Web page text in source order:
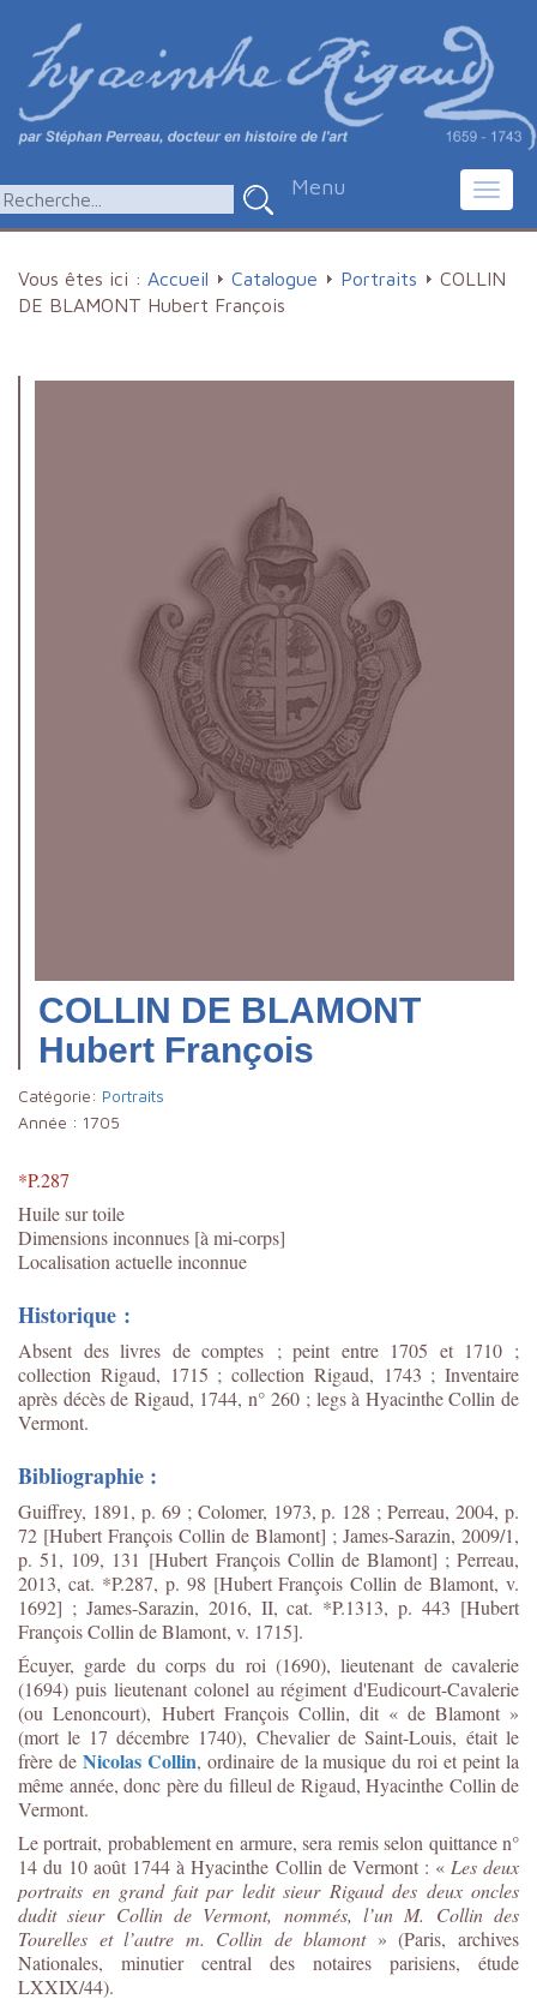
Menu
Vous êtes ici : Accueil Catalogue Portraits
COLLIN
DE BLAMONT Hubert François
COLLIN DE BLAMONT
Hubert François
Catégorie: Portraits
Année : 1705
*P.287
Huile sur toile
Dimensions inconnues [à mi-corps]
Localisation actuelle inconnue
Historique :
Absent des livres de comptes ; peint entre 1705 et 1710 ;
collection Rigaud, 1715 ; collection Rigaud, 1743 ; Inventaire
après décès de Rigaud, 1744, n° 260 ; legs à Hyacinthe Collin de
Vermont.
Bibliographie :
Guiffrey, 1891, p. 69 ; Colomer, 1973, p. 128 ; Perreau, 2004, p.
72 [Hubert François Collin de Blamont] ; James-Sarazin, 2009/1,
p. 51, 109, 131 [Hubert François Collin de Blamont] ; Perreau,
2013, cat. *P.287, p. 98 [Hubert François Collin de Blamont, v.
1692] ; James-Sarazin, 2016, II, cat. *P.1313, p. 443 [Hubert
François Collin de Blamont, v. 1715].
Écuyer, garde du corps du roi (1690), lieutenant de cavalerie
(1694) puis lieutenant colonel au régiment d'Eudicourt-Cavalerie
(ou Lenoncourt), Hubert François Collin, dit « de Blamont »
(mort le 17 décembre 1740), Chevalier de Saint-Louis, était le
frère de Nicolas Collin, ordinaire de la musique du roi et peint la
même année, donc père du filleul de Rigaud, Hyacinthe Collin de
Vermont.
Le portrait, probablement en armure, sera remis selon quittance n°
14 du 10 août 1744 à Hyacinthe Collin de Vermont : « Les deux
portraits en grand fait par ledit sieur Rigaud des deux oncles
dudit sieur Collin de Vermont, nommés, l’un M. Collin des
Tourelles et l’autre m. Collin de blamont» (Paris, archives
Nationales, minutier central des notaires parisiens, étude
LXXIX/44).